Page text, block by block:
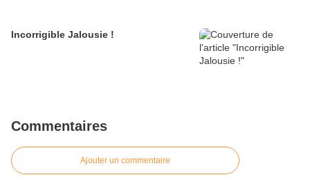
Incorrigible Jalousie !
Commentaires
Ajouter un commentaire